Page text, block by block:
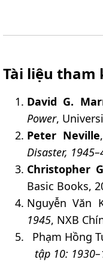
Tài liệu tham
David G.
Power,
Peter Neville,
Disaster,
Christopher
Basic Books,
Nguyễn Văn
1945, NXB
Phạm Hồng
tập 10: